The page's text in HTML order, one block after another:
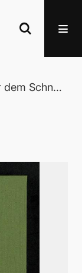
OJM_BIB_LT_385: Blumen unter dem Schnee